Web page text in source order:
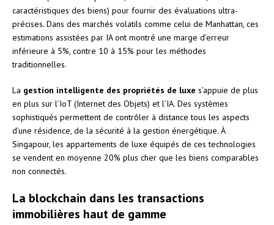
caractéristiques des biens) pour fournir des évaluations ultra-
précises. Dans des marchés volatils comme celui de Manhattan, ces
estimations assistées par IA ont montré une marge d’erreur
inférieure à 5%, contre 10 à 15% pour les méthodes
traditionnelles.
La gestion intelligente des propriétés de luxe s’appuie de plus
en plus sur l’IoT (Internet des Objets) et l’IA. Des systèmes
sophistiqués permettent de contrôler à distance tous les aspects
d’une résidence, de la sécurité à la gestion énergétique. À
Singapour, les appartements de luxe équipés de ces technologies
se vendent en moyenne 20% plus cher que les biens comparables
non connectés.
La blockchain dans les transactions
immobilières haut de gamme